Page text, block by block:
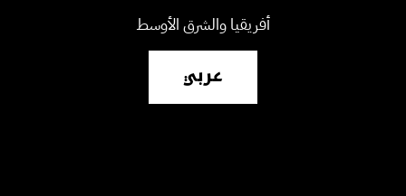
أفريقيا والشرق الأوسط
عربي